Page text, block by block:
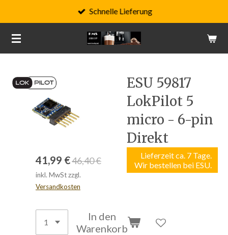
Hauptinhalt
springen
Schnelle Lieferung
ESU 59817
LokPilot 5
micro - 6-pin
Direkt
Lieferzeit ca. 7 Tage.
Wir bestellen bei ESU.
41,99 €46,40 €
inkl. MwSt zzgl.
Versandkosten
In den
Warenkorb